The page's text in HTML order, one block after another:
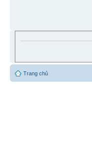
Trang chủ